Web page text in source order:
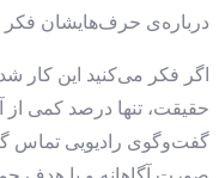
درباره‌ی حرف‌هایشان فکر
اگر فکر می‌کنید این کار
حقیقت، تنها درصد کمی از
گفت‌وگوی رادیویی تماس